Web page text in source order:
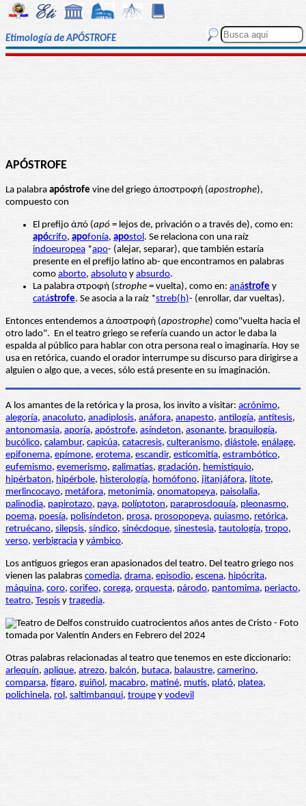
Etimología de APÓSTROFE
APÓSTROFE
La palabra apóstrofe vine del griego ἀποστροφή (apostrophe),
compuesto con
El prefijo ἀπό (apó = lejos de, privación o a través de), como en:
apócrifo, apofonía, apostol. Se relaciona con una raíz
indoeuropea *apo- (alejar, separar), que también estaría
presente en el prefijo latino ab- que encontramos en palabras
como aborto, absoluto y absurdo.
La palabra στροφή (strophe = vuelta), como en: anástrofe y
catástrofe. Se asocia a la raíz *streb(h)- (enrollar, dar vueltas).
Entonces entendemos a ἀποστροφή (apostrophe) como"vuelta hacia el
otro lado". En el teatro griego se refería cuando un actor le daba la
espalda al público para hablar con otra persona real o imaginaría. Hoy se
usa en retórica, cuando el orador interrumpe su discurso para dirigirse a
alguien o algo que, a veces, sólo está presente en su imaginación.
A los amantes de la retórica y la prosa, los invito a visitar: acrónimo,
alegoría, anacoluto, anadiplosis, anáfora, anapesto, antilogía, antítesis,
antonomasia, aporía, apóstrofe, asíndeton, asonante, braquilogía,
bucólico, calambur, capicúa, catacresis, culteranismo, diástole, enálage,
epifonema, epímone, erotema, escandir, esticomitia, estrambótico,
eufemismo, evemerismo, galimatías, gradación, hemistiquio,
hipérbaton, hipérbole, histerología, homófono, jitanjáfora, lítote,
merlincocayo, metáfora, metonimia, onomatopeya, paisolalia,
palinodia, papirotazo, paya, políptoton, paraprosdoquía, pleonasmo,
poema, poesía, polisíndeton, prosa, prosopopeya, quiasmo, retórica,
retruécano, silepsis, síndico, sinécdoque, sinestesia, tautología, tropo,
verso, verbigracia y yámbico.
Los antiguos griegos eran apasionados del teatro. Del teatro griego nos
vienen las palabras comedia, drama, episodio, escena, hipócrita,
máquina, coro, corifeo, corega, orquesta, párodo, pantomima, periacto,
teatro, Tespis y tragedia.
Otras palabras relacionadas al teatro que tenemos en este diccionario:
arlequín, aplique, atrezo, balcón, butaca, balaustre, camerino,
comparsa, fígaro, guiñol, macabro, matiné, mutis, plató, platea,
polichinela, rol, saltimbanqui, troupe y vodevil